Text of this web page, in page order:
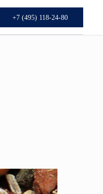
+7 (495) 118-24-80